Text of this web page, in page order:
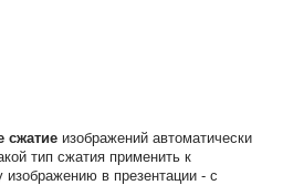
сжатиеизображений автоматически
тип сжатия применить к
изображению в презентации - с